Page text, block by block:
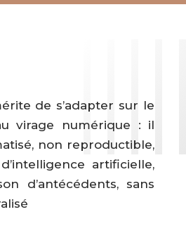
de s’adapter sur le
virage numérique : il
non reproductible,
artificielle,
d’antécédents, sans